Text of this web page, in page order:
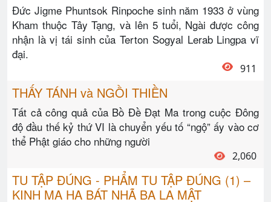
Đức Jigme Phuntsok Rinpoche sinh năm 1933 ở vùng
Kham thuộc Tây Tạng, và lên 5 tuổi, Ngài được công
nhận là vị tái sinh của Terton Sogyal Lerab Lingpa vĩ
đại.
911
THẤY TÁNH và NGỒI THIỀN
Tất cả công quả của Bồ Đề Đạt Ma trong cuộc Đông
độ đầu thế kỷ thứ VI là chuyển yếu tố “ngộ” ấy vào cơ
thể Phật giáo cho những người
2,060
TU TẬP ĐÚNG - PHẨM TU TẬP ĐÚNG (1) –
KINH MA HA BÁT NHÃ BA LA MẬT